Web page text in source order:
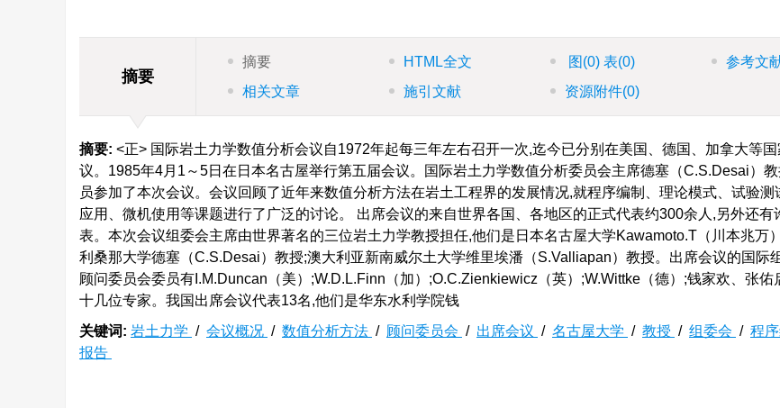
摘要
摘要 HTML全文 图 (0) 表(0) 参考文
相关文章
施引文献 资源附件(0)
摘要: <正> 国际岩土力学数值分析会议自1972年起每三年左右召开一次,迄今已分别在美国、德国、加拿大等
议。1985年4月1～5日在日本名古屋举行第五届会议。国际岩土力学数值分析委员会主席德塞（C.S.Desai）
员参加了本次会议。会议回顾了近年来数值分析方法在岩土工程界的发展情况,就程序编制、理论模式、试验测
应用、微机使用等课题进行了广泛的讨论。 出席会议的来自世界各国、各地区的正式代表约300余人,另外还有
表。本次会议组委会主席由世界著名的三位岩土力学教授担任,他们是日本名古屋大学Kawamoto.T（川本兆万
利桑那大学德塞（C.S.Desai）教授;澳大利亚新南威尔土大学维里埃潘（S.Valliapan）教授。出席会议的国际
顾问委员会委员有I.M.Duncan（美）;W.D.L.Finn（加）;O.C.Zienkiewicz（英）;W.Wittke（德）;钱家欢、张佑
十几位专家。我国出席会议代表13名,他们是华东水利学院钱
关键词: 岩土力学 / 会议概况 / 数值分析方法 / 顾问委员会 / 出席会议 / 名古屋大学 / 教授 / 组委会 / 程
报告